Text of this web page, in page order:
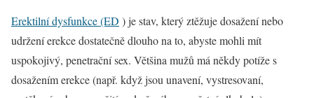
Erektilní dysfunkce (ED ) je stav, který ztěžuje dosažení nebo
udržení erekce dostatečně dlouho na to, abyste mohli mít
uspokojivý, penetrační sex. Většina mužů má někdy potíže s
dosažením erekce (např. když jsou unavení, vystresovaní,